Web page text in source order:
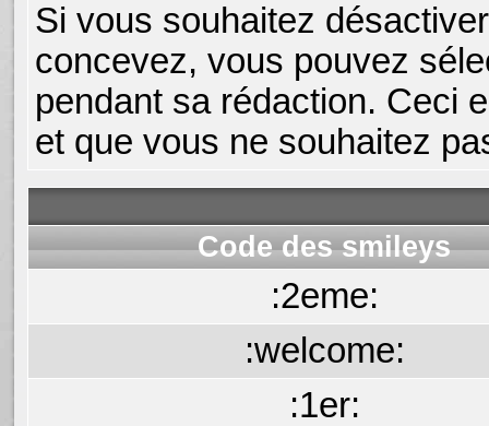
Si vous souhaitez
concevez, vous pouvez
pendant sa rédaction. Ceci
et que vous ne souhaitez
Code des smileys
:2eme:
:welcome:
:1er: